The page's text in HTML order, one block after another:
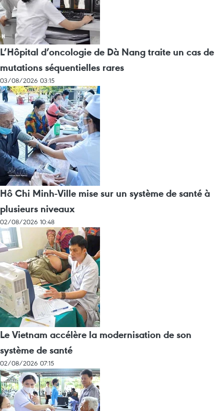
L’Hôpital d’oncologie de Dà Nang traite un cas de
mutations séquentielles rares
03/08/2026 03:15
Hô Chi Minh-Ville mise sur un système de santé à
plusieurs niveaux
02/08/2026 10:48
Le Vietnam accélère la modernisation de son
système de santé
02/08/2026 07:15